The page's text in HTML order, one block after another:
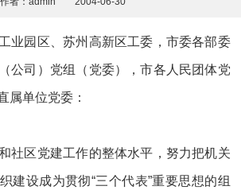
业园区、苏州高新区工委，市委各部委
公司）党组（党委），市各人民团体党
属单位党委：
社区党建工作的整体水平，努力把机关
建设成为贯彻“三个代表”重要思想的组